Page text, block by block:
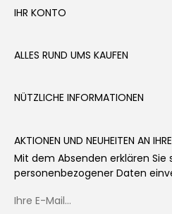
IHR KONTO
ALLES RUND UMS KAUFEN
NÜTZLICHE INFORMATIONEN
AKTIONEN UND NEUHEITEN AN
Mit dem Absenden erklären
personenbezogener Daten